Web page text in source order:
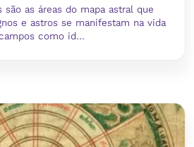
são as áreas do mapa astral que
e astros se manifestam na vida
como id...